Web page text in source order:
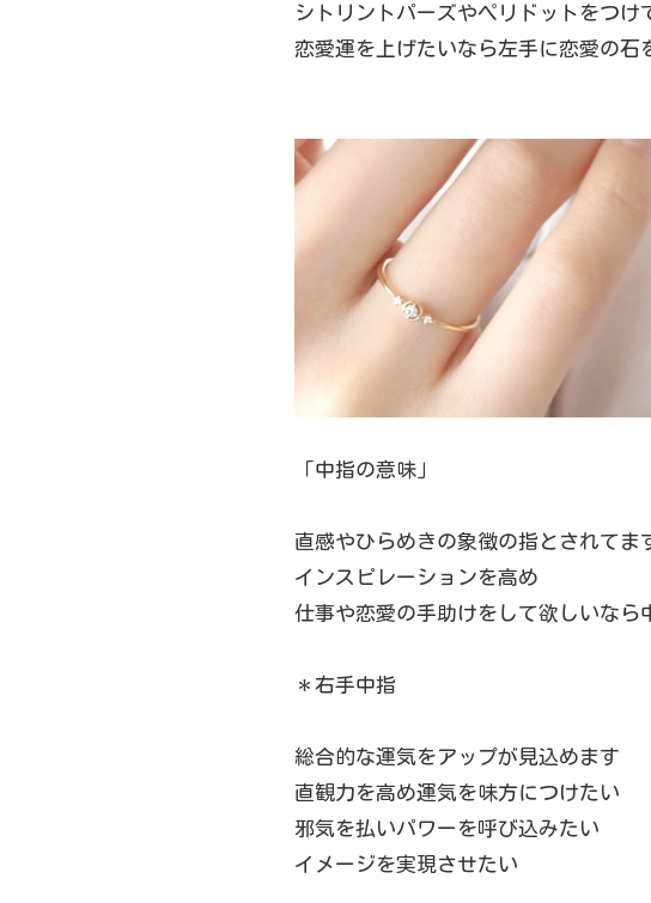
シトリントパーズやペリドットをつけ
恋愛運を上げたいなら左手に恋愛の
「中指の意味」
直感やひらめきの象徴の指とされてま
インスピレーションを高め
仕事や恋愛の手助けをして欲しいなら
＊右手中指
総合的な運気をアップが見込めます
直観力を高め運気を味方につけたい
邪気を払いパワーを呼び込みたい
イメージを実現させたい